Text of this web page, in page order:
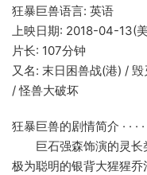
狂暴巨兽语言: 英语
上映日期: 2018-04-13(
片长: 107分钟
又名: 末日困兽战(港) /
/ 怪兽大破坏
狂暴巨兽的剧情简介 · · · ·
巨石强森饰演的灵长
极为聪明的银背大猩猩乔